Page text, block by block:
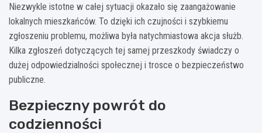
Niezwykle istotne w całej sytuacji okazało się zaangażowanie
lokalnych mieszkańców. To dzięki ich czujności i szybkiemu
zgłoszeniu problemu, możliwa była natychmiastowa akcja służb.
Kilka zgłoszeń dotyczących tej samej przeszkody świadczy o
dużej odpowiedzialności społecznej i trosce o bezpieczeństwo
publiczne.
Bezpieczny powrót do
codzienności